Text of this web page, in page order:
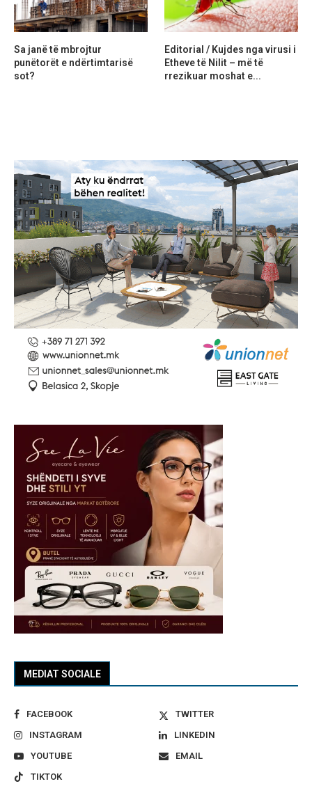
MEDIAT SOCIALE
FACEBOOK
TWITTER
INSTAGRAM
LINKEDIN
YOUTUBE
EMAIL
TIKTOK
Sa janë të mbrojtur
punëtorët e ndërtimtarisë
sot?
Editorial / Kujdes nga virusi i
Etheve të Nilit – më të
rrezikuar moshat e...